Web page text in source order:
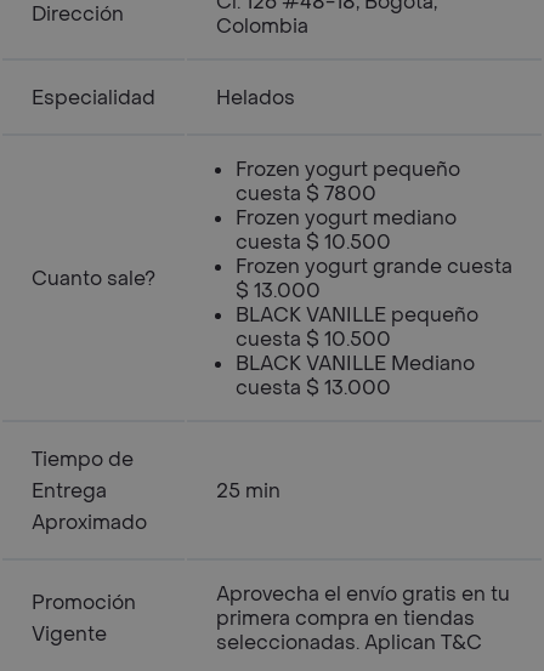
Dirección
Colombia
Especialidad Helados
Cuanto sale?
Frozen yogurt pequeño
cuesta $ 7800
Frozen yogurt mediano
cuesta $ 10.500
Frozen yogurt grande cuesta
$ 13.000
BLACK VANILLE pequeño
cuesta $ 10.500
BLACK VANILLE Mediano
cuesta $ 13.000
Tiempo de
Entrega
Aproximado
25 min
Promoción
Vigente
Aprovecha el envío gratis en tu
primera compra en tiendas
seleccionadas. Aplican T&C